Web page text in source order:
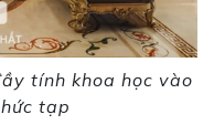
tính khoa học vào
tạp